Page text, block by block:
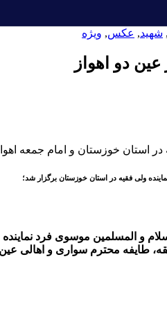
, شهید, عکس, ویژه
دو اهواز
ولی فقیه در استان خوزستان برگزار شد؛
موسوی فرد نماینده
طایفه محترم سواری و اهالی